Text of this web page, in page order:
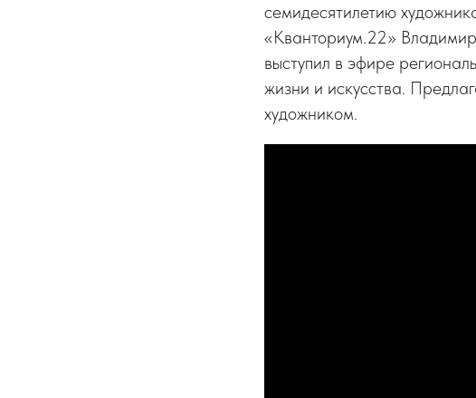
семидесятилетию
«Кванториум.22»
выступил в эфире
жизни и искусства.
художником.